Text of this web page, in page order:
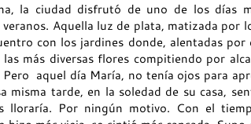
la ciudad disfrutó de uno de los días
Aquella luz de plata, matizada por
con los jardines donde, alentadas
las más diversas flores compitiendo por
Pero aquel día María, no tenía ojos para
misma tarde, en la soledad de su casa,
lloraría. Por ningún motivo. Con el